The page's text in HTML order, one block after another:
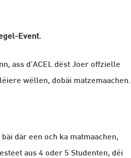
Event.
ass d’ACEL dëst Joer offzielle
wëllen, dobäi matzemaachen.
där een och ka matmaachen,
aus 4 oder 5 Studenten, déi